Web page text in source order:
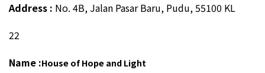
Address : No. 4B, Jalan Pasar Baru, Pudu, 55100 KL
22
Name :House of Hope and Light